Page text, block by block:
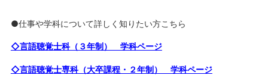
●仕事や学科について詳しく知りたい方こちら
◇言語聴覚士科（３年制） 学科ページ
◇言語聴覚士専科（大卒課程・２年制） 学科ページ